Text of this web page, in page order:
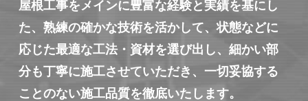
屋根工事をメインに豊富な経験と実績を基にし
た、熟練の確かな技術を活かして、状態などに
応じた最適な工法・資材を選び出し、細かい部
分も丁寧に施工させていただき、一切妥協する
ことのない施工品質を徹底いたします。